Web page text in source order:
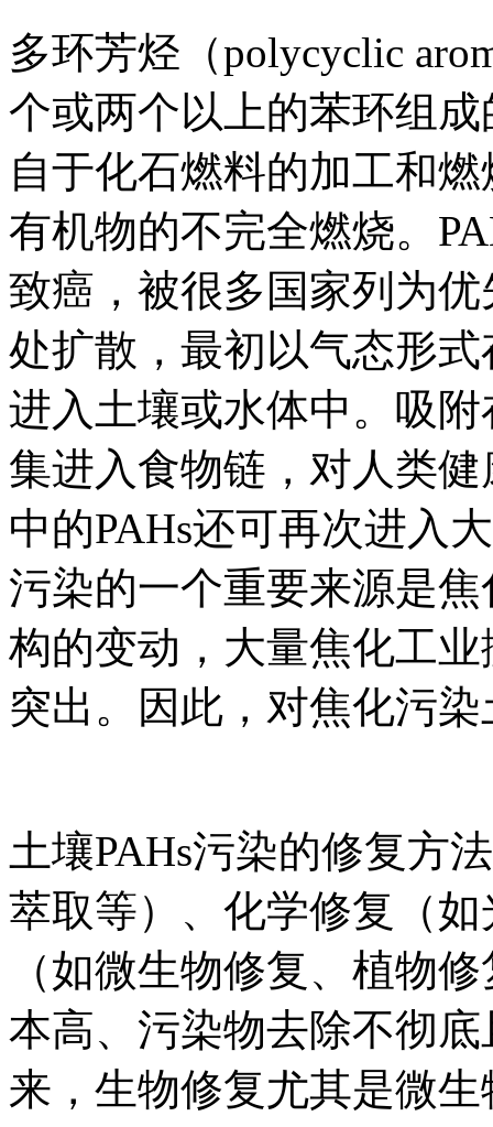
多环芳烃（polycyclic
个或两个以上的苯环组
自于化石燃料的加工和
有机物的不完全燃烧。
致癌，被很多国家列为
处扩散，最初以气态形
进入土壤或水体中。吸
集进入食物链，对人类
中的PAHs还可再次进入
污染的一个重要来源是
构的变动，大量焦化工
突出。因此，对焦化污
土壤PAHs污染的修复方
萃取等）、化学修复（
（如微生物修复、植物
本高、污染物去除不彻
来，生物修复尤其是微